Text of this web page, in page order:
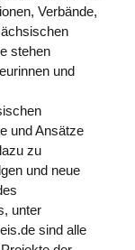
Verbände,
stehen
und
und Ansätze
zu
und neue
unter
sind alle